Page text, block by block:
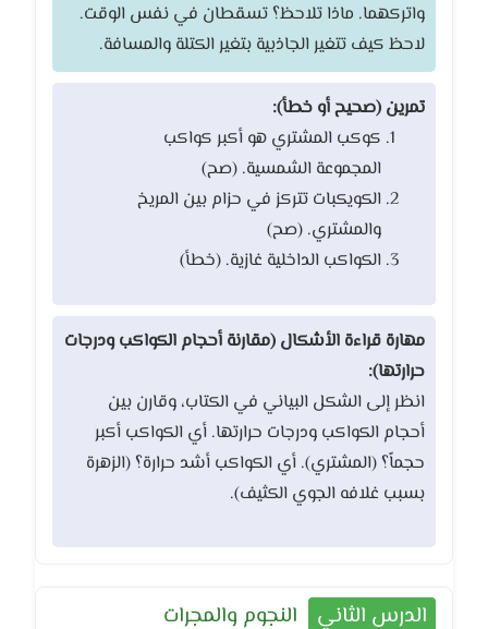
واتركهما. ماذا تلاحظ؟ تسقطان في نفس الوقت.
لاحظ كيف تتغير الجاذبية بتغير الكتلة والمسافة.
تمرين (صحيح أو خطأ):
كوكب المشتري هو أكبر كواكب
المجموعة الشمسية. (صح)
الكويكبات تتركز في حزام بين المريخ
والمشتري. (صح)
الكواكب الداخلية غازية. (خطأ)
مهارة قراءة الأشكال (مقارنة أحجام الكواكب ودرجات
حرارتها):
انظر إلى الشكل البياني في الكتاب، وقارن بين
أحجام الكواكب ودرجات حرارتها. أي الكواكب أكبر
حجماً؟ (المشتري). أي الكواكب أشد حرارة؟ (الزهرة
بسبب غلافه الجوي الكثيف).
الدرس الثاني النجوم والمجرات